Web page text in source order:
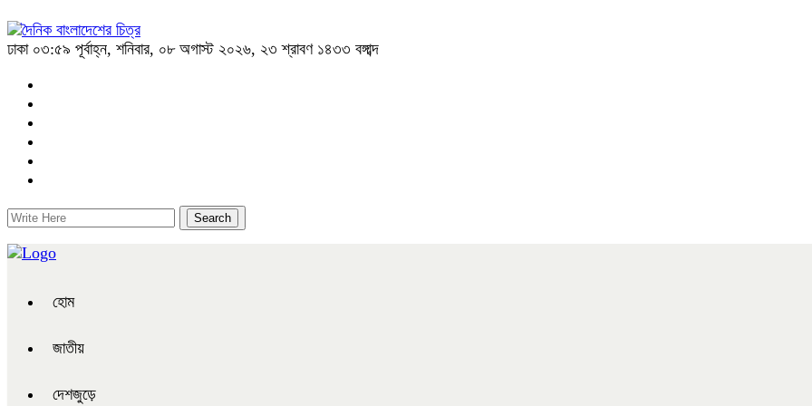
ঢাকা ০৩:৫৯ পূর্বাহ্ন, শনিবার, ০৮ অগাস্ট ২০২৬, ২৩ শ্রাবণ ১৪৩৩ বঙ্গাব্দ
হোম
জাতীয়
দেশজুড়ে